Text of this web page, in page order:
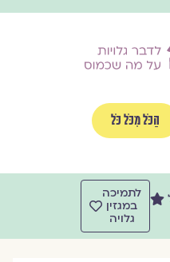
הַכֹּל מִכֹּל כֹּל
לתמיכה
במגזין
גלויה